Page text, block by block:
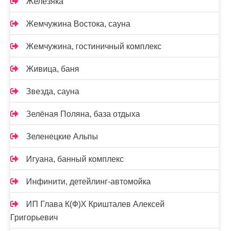
Жемчужина Востока, сауна
Жемчужина, гостиничный комплекс
Живица, баня
Звезда, сауна
Зелёная Поляна, база отдыха
Зеленецкие Альпы
Игуана, банный комплекс
Инфинити, детейлинг-автомойка
ИП Глава К(Ф)Х Кришталев Алексей
Григорьевич